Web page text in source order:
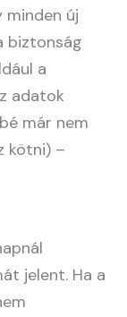
minden új
biztonság
a
adatok
már nem
kötni) –
jelent. Ha a